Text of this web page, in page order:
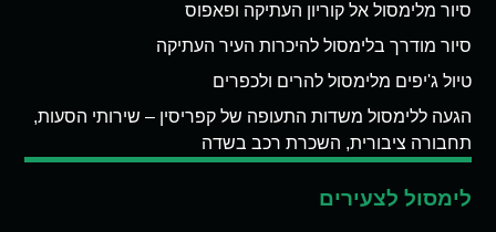
סיור מלימסול אל קוריון העתיקה ופאפוס
סיור מודרך בלימסול להיכרות העיר העתיקה
טיול ג'יפים מלימסול להרים ולכפרים
הגעה ללימסול משדות התעופה של קפריסין – שירותי הסעות,
תחבורה ציבורית, השכרת רכב בשדה
לימסול לצעירים